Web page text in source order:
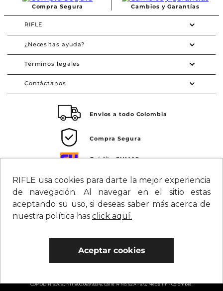
RIFLE usa cookies para darte la mejor experiencia
de navegación. Al navegar en el sitio estas
aceptando su uso, si deseas saber más acerca de
nuestra política has click aquí.
Aceptar cookies
Compra Segura Cambios y Garantías
RIFLE
¿Necesitas ayuda?
Términos legales
Contáctanos
Envios a todo Colombia
Compra Segura
Crédito SUMAS
Síguenos en redes
COMODIN S.A.S., NIT 800.069.933-6, Calle 14 No. 52 A - 372, Medellín - Colombia.